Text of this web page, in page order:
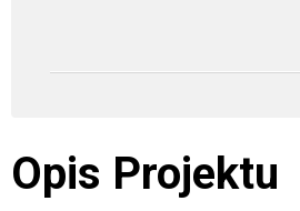
Opis Projektu